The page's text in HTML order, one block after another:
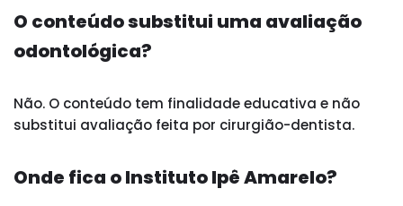
O conteúdo substitui uma avaliação
odontológica?
Não. O conteúdo tem finalidade educativa e não
substitui avaliação feita por cirurgião-dentista.
Onde fica o Instituto Ipê Amarelo?